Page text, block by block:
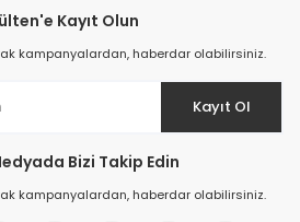
Kayıt Olun
kampanyalardan, haberdar olabilirsiniz.
Kayıt Ol
Bizi Takip Edin
kampanyalardan, haberdar olabilirsiniz.